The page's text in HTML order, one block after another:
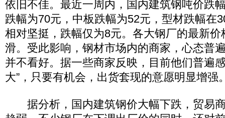
依旧不佳。最近一周内，国内建筑钢吨价跌
跌幅为70元，中板跌幅为52元，型材跌幅在
相对坚挺，跌幅仅为8元。各大钢厂的最新
滑。受此影响，钢材市场内的商家，心态普
并不看好。据一些商家反映，目前他们普遍
大”，只要有机会，出货套现的意愿明显增强
据分析，国内建筑钢价大幅下跌，贸易